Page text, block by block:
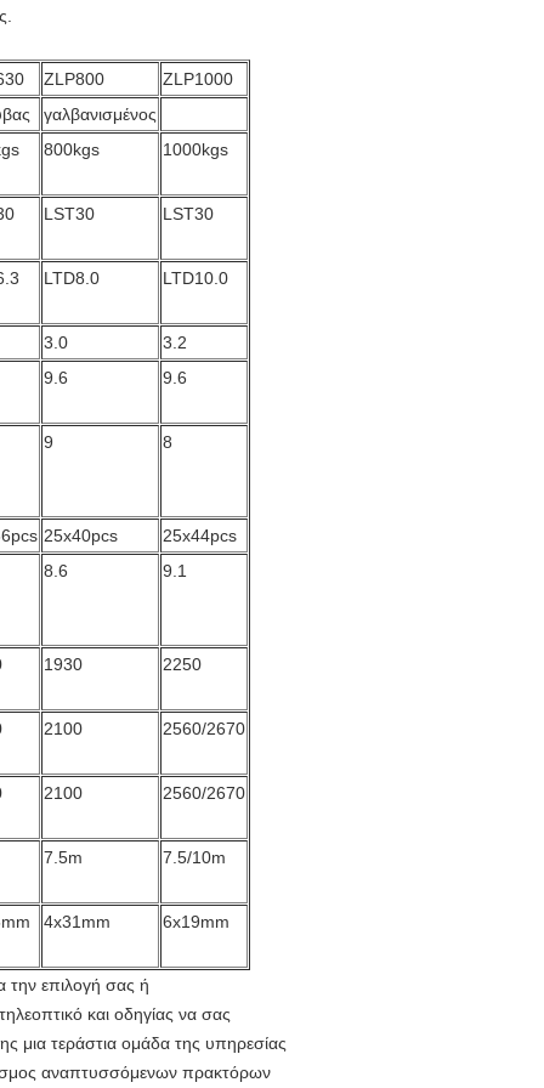
ZLP800
ZLP1000
γαλβανισμένος
800kgs 1000kgs
LST30 LST30
LTD8.0 LTD10.0
3.0
3.2
9.6
9.6
9 8
25x40pcs
25x44pcs
8.6
9.1
1930 2250
2100 2560/2670
2100 2560/2670
7.5m 7.5/10m
4x31mm 6x19mm
επιλογή σας ή
και οδηγίας να σας
μια τεράστια ομάδα της υπηρεσίας
αναπτυσσόμενων πρακτόρων